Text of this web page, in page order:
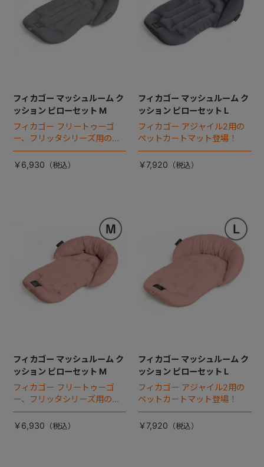
フィカゴー マッシュルーム ク
ッション ピローセット M
フィカゴー フリートゥーゴ
ー、フリッタシリーズ用のペ
ットカートマット登場！
￥6,930
フィカゴー マッシュルーム ク
ッション ピローセット L
フィカゴー アジャイル2用の
ペットカートマット登場！
￥7,920
フィカゴー マッシュルーム ク
ッション ピローセット M
フィカゴー フリートゥーゴ
ー、フリッタシリーズ用のペ
ットカートマット登場！
￥6,930
フィカゴー マッシュルーム ク
ッション ピローセット L
フィカゴー アジャイル2用の
ペットカートマット登場！
￥7,920